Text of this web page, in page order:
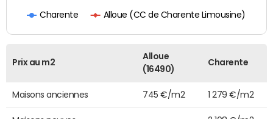
Charente Alloue (CC de Charente Limousine)
Prix au m2
Alloue
(16490)
Charente
Maisons anciennes 745 €/m2 1 279 €/m2